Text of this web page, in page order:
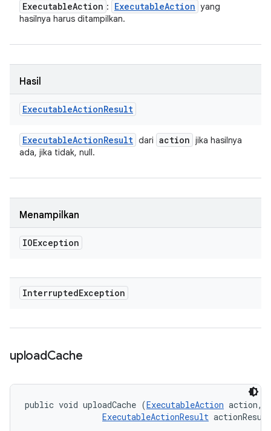
ExecutableAction : ExecutableAction yang
hasilnya harus ditampilkan.
Hasil
ExecutableActionResult
ExecutableActionResult dari action jika hasilnya
ada, jika tidak, null.
Menampilkan
IOException
InterruptedException
uploadCache
public void uploadCache (ExecutableAction action,
ExecutableActionResult